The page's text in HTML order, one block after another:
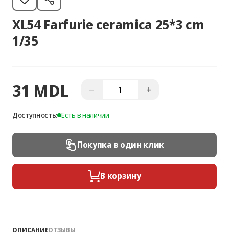
XL54 Farfurie ceramica 25*3 cm
1/35
31 MDL − +
Доступность: Есть в наличии
Покупка в один клик
В корзину
ОПИСАНИЕОТЗЫВЫ